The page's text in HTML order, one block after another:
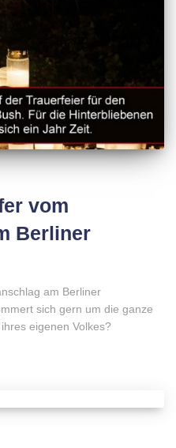
vom
Berliner
am Berliner
sich gern um die ganze
eigenen Volkes?